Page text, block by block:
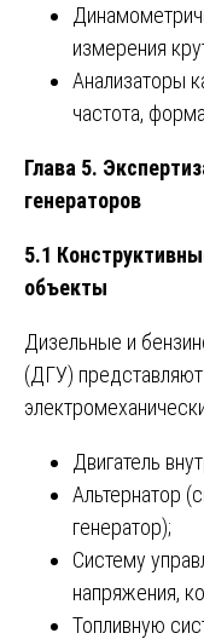
измерения
Анализаторы
частота,
Глава 5.
генераторов
5.1
объекты
Дизельные и
(ДГУ)
Двигатель
Альтернатор
генератор);
Систему
напряжения,
Топливную